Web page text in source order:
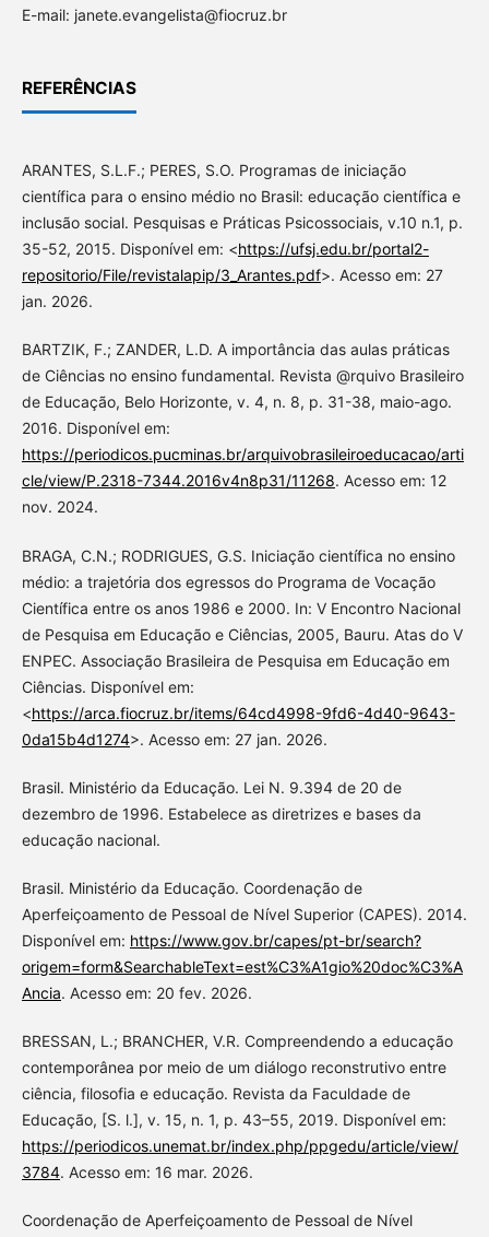
E-mail: janete.evangelista@fiocruz.br
REFERÊNCIAS
ARANTES, S.L.F.; PERES, S.O. Programas de iniciação
científica para o ensino médio no Brasil: educação científica e
inclusão social. Pesquisas e Práticas Psicossociais, v.10 n.1, p.
35-52, 2015. Disponível em: <https://ufsj.edu.br/portal2-
repositorio/File/revistalapip/3_Arantes.pdf>. Acesso em: 27
jan. 2026.
BARTZIK, F.; ZANDER, L.D. A importância das aulas práticas
de Ciências no ensino fundamental. Revista @rquivo Brasileiro
de Educação, Belo Horizonte, v. 4, n. 8, p. 31-38, maio-ago.
2016. Disponível em:
https://periodicos.pucminas.br/arquivobrasileiroeducacao/arti
cle/view/P.2318-7344.2016v4n8p31/11268. Acesso em: 12
nov. 2024.
BRAGA, C.N.; RODRIGUES, G.S. Iniciação científica no ensino
médio: a trajetória dos egressos do Programa de Vocação
Científica entre os anos 1986 e 2000. In: V Encontro Nacional
de Pesquisa em Educação e Ciências, 2005, Bauru. Atas do V
ENPEC. Associação Brasileira de Pesquisa em Educação em
Ciências. Disponível em:
<https://arca.fiocruz.br/items/64cd4998-9fd6-4d40-9643-
0da15b4d1274>. Acesso em: 27 jan. 2026.
Brasil. Ministério da Educação. Lei N. 9.394 de 20 de
dezembro de 1996. Estabelece as diretrizes e bases da
educação nacional.
Brasil. Ministério da Educação. Coordenação de
Aperfeiçoamento de Pessoal de Nível Superior (CAPES). 2014.
Disponível em: https://www.gov.br/capes/pt-br/search?
origem=form&SearchableText=est%C3%A1gio%20doc%C3%A
Ancia. Acesso em: 20 fev. 2026.
BRESSAN, L.; BRANCHER, V.R. Compreendendo a educação
contemporânea por meio de um diálogo reconstrutivo entre
ciência, filosofia e educação. Revista da Faculdade de
Educação, [S. l.], v. 15, n. 1, p. 43–55, 2019. Disponível em:
https://periodicos.unemat.br/index.php/ppgedu/article/view/
3784. Acesso em: 16 mar. 2026.
Coordenação de Aperfeiçoamento de Pessoal de Nível